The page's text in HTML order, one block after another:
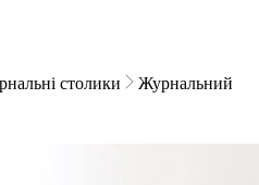
столики
Журнальний